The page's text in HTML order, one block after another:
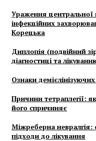
Ураження центральної
інфекційних
Корецька
Диплопія (подвійний
діагностиці та
Ознаки
Причини тетраплегії:
його спричиняє
Міжреберна
підходи до лікування